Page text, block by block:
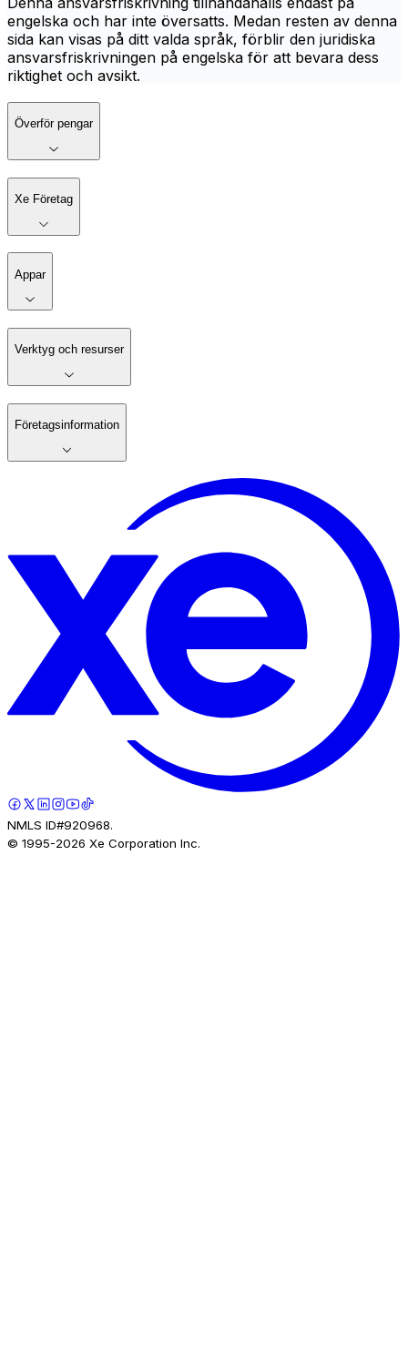
engelska och har inte översatts. Medan resten av denna
sida kan visas på ditt valda språk, förblir den juridiska
ansvarsfriskrivningen på engelska för att bevara dess
riktighet och avsikt.
Överför pengar
Xe Företag
Appar
Verktyg och resurser
Företagsinformation
NMLS ID#920968.
© 1995-2026 Xe Corporation Inc.